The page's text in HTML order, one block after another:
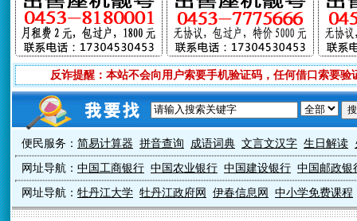
反诈提醒：本站不会向用户索要手机验证码，任何借口索要
便民服务： 简易计算器 拼音查询 成语词典 文言文汉字 生日解读
网址导航： 中国工商银行 中国农业银行 中国建设银行 中国邮政银
网址导航： 牡丹江大学 牡丹江政府网 伊春信息网 中小学免费课程